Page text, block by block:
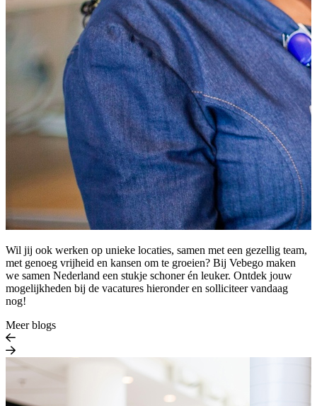
Wil jij ook werken op unieke locaties, samen met een gezellig team,
met genoeg vrijheid en kansen om te groeien? Bij Vebego maken
we samen Nederland een stukje schoner én leuker. Ontdek jouw
mogelijkheden bij de vacatures hieronder en solliciteer vandaag
nog!
Meer blogs